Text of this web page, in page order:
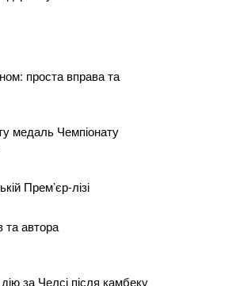
проста вправа та
медаль Чемпіонату
Прем’єр-лізі
та автора
за Челсі після камбеку